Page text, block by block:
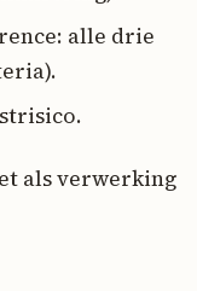
alle drie
als verwerking